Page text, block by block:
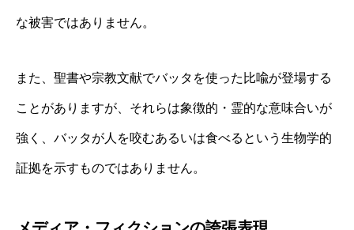
な被害ではありません。
また、聖書や宗教文献でバッタを使った比喩が登場する
ことがありますが、それらは象徴的・霊的な意味合いが
強く、バッタが人を咬むあるいは食べるという生物学的
証拠を示すものではありません。